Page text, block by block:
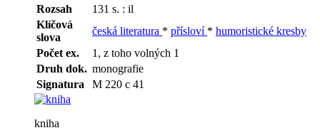
Rozsah
131 s. : il
Klíčová
slova
česká literatura * přísloví * humoristické kresby
Počet ex.
1, z toho volných 1
Druh dok. monografie
Signatura
M 220 c 41
kniha